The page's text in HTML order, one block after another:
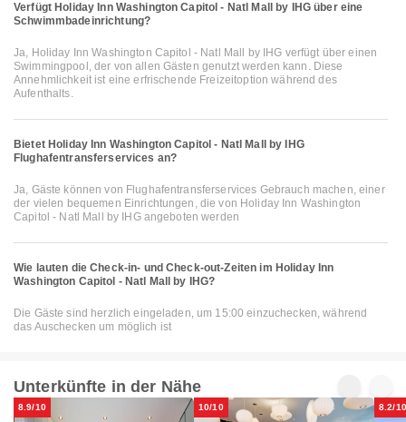
Verfügt Holiday Inn Washington Capitol - Natl Mall by IHG über eine
Schwimmbadeinrichtung?
Ja, Holiday Inn Washington Capitol - Natl Mall by IHG verfügt über einen
Swimmingpool, der von allen Gästen genutzt werden kann. Diese
Annehmlichkeit ist eine erfrischende Freizeitoption während des
Aufenthalts.
Bietet Holiday Inn Washington Capitol - Natl Mall by IHG
Flughafentransferservices an?
Ja, Gäste können von Flughafentransferservices Gebrauch machen, einer
der vielen bequemen Einrichtungen, die von Holiday Inn Washington
Capitol - Natl Mall by IHG angeboten werden
Wie lauten die Check-in- und Check-out-Zeiten im Holiday Inn
Washington Capitol - Natl Mall by IHG?
Die Gäste sind herzlich eingeladen, um 15:00 einzuchecken, während
das Auschecken um möglich ist
Unterkünfte in der Nähe
8.9/10 10/10 8.2/10